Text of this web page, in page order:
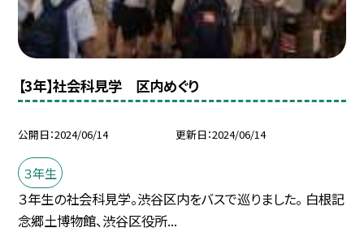
【3年】社会科見学 区内めぐり
公開日 2024/06/14 更新日 2024/06/14
３年生
３年生の社会科見学。渋谷区内をバスで巡りました。 白根記
念郷土博物館、渋谷区役所...